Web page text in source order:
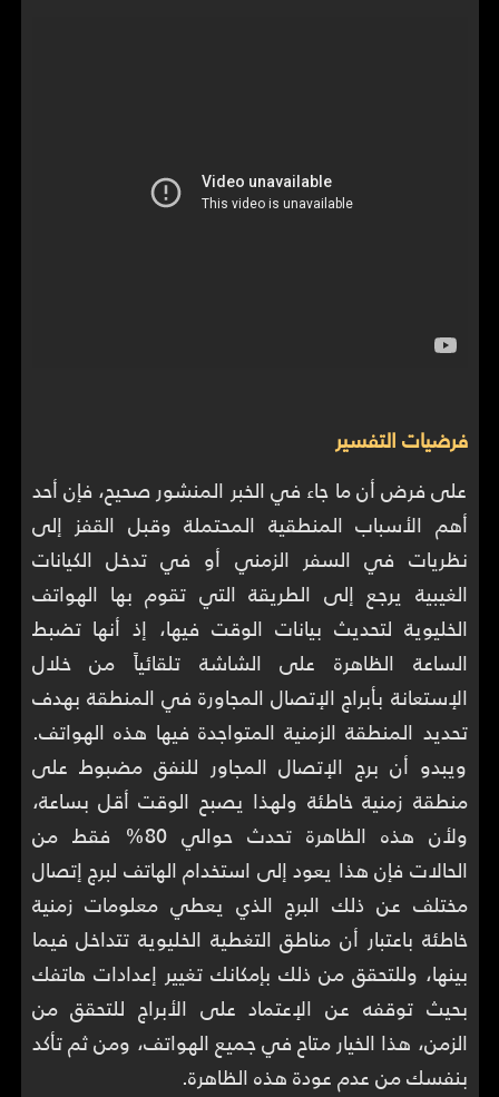
فرضيات التفسير
على فرض أن ما جاء في الخبر المنشور صحيح، فإن أحد
أهم الأسباب المنطقية المحتملة وقبل القفز إلى
نظريات في السفر الزمني أو في تدخل الكيانات
الغيبية يرجع إلى الطريقة التي تقوم بها الهواتف
الخليوية لتحديث بيانات الوقت فيها، إذ أنها تضبط
الساعة الظاهرة على الشاشة تلقائياً من خلال
الإستعانة بأبراج الإتصال المجاورة في المنطقة بهدف
تحديد المنطقة الزمنية المتواجدة فيها هذه الهواتف.
ويبدو أن برج الإتصال المجاور للنفق مضبوط على
منطقة زمنية خاطئة ولهذا يصبح الوقت أقل بساعة،
ولأن هذه الظاهرة تحدث حوالي 80% فقط من
الحالات فإن هذا يعود إلى استخدام الهاتف لبرج إتصال
مختلف عن ذلك البرج الذي يعطي معلومات زمنية
خاطئة باعتبار أن مناطق التغطية الخليوية تتداخل فيما
بينها، وللتحقق من ذلك بإمكانك تغيير إعدادات هاتفك
بحيث توقفه عن الإعتماد على الأبراج للتحقق من
الزمن، هذا الخيار متاح في جميع الهواتف، ومن ثم تأكد
بنفسك من عدم عودة هذه الظاهرة.